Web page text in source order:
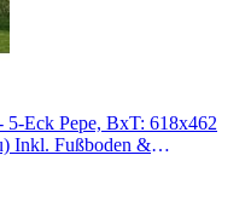
5-Eck Pepe, BxT: 618x462
Inkl. Fußboden &